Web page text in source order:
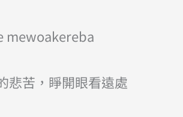
mewoakereba
悲苦，睜開眼看遠處